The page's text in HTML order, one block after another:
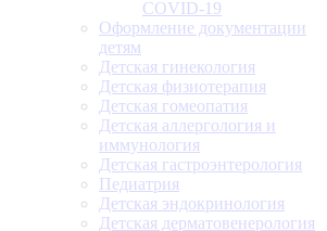
COVID-19
Оформление документации
детям
Детская гинекология
Детская физиотерапия
Детская гомеопатия
Детская аллергология и
иммунология
Детская гастроэнтерология
Педиатрия
Детская эндокринология
Детская дерматовенерология